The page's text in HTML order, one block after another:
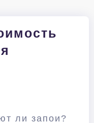
ли запои?